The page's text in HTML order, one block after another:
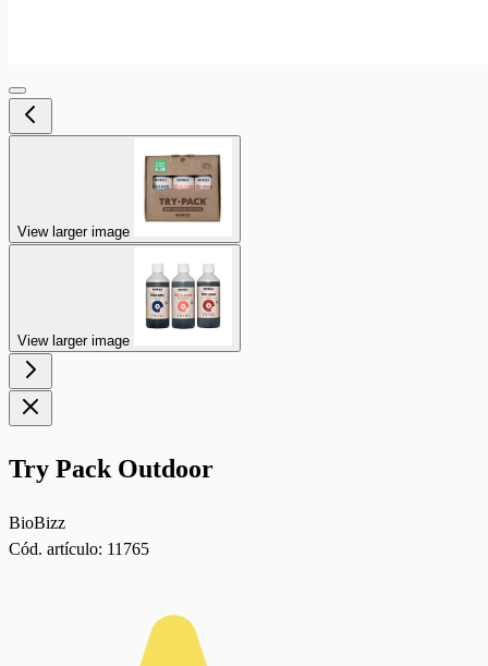
View larger image
View larger image
Try Pack Outdoor
BioBizz
Cód. artículo: 11765